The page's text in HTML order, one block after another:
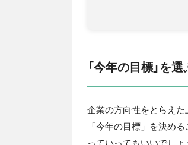
「今年の目標」を
企業の方向性をとらえた
「今年の目標」を決め